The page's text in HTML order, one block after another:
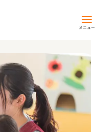
メニュー